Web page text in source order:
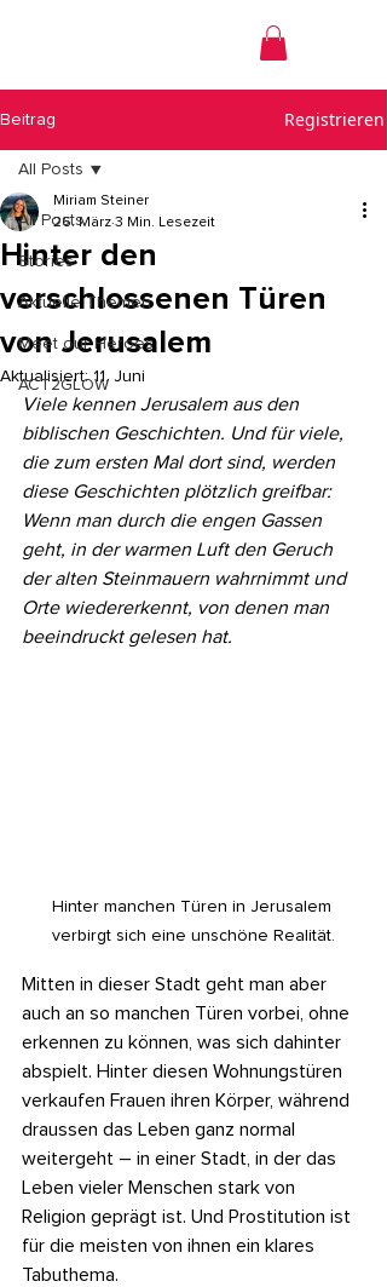
Beitrag Registrieren
All Posts
Stories
Aktuelle Themen
Meet our Heroes
ACT2GLOW
All Posts
Hinter den
verschlossenen Türen
von Jerusalem
Miriam Steiner
26. März 3 Min. Lesezeit
Aktualisiert:11. Juni
Viele kennen Jerusalem aus den
biblischen Geschichten. Und für viele,
die zum ersten Mal dort sind, werden
diese Geschichten plötzlich greifbar:
Wenn man durch die engen Gassen
geht, in der warmen Luft den Geruch
der alten Steinmauern wahrnimmt und
Orte wiedererkennt, von denen man
beeindruckt gelesen hat.
Hinter manchen Türen in Jerusalem
verbirgt sich eine unschöne Realität.
Mitten in dieser Stadt geht man aber
auch an so manchen Türen vorbei, ohne
erkennen zu können, was sich dahinter
abspielt. Hinter diesen Wohnungstüren
verkaufen Frauen ihren Körper, während
draussen das Leben ganz normal
weitergeht – in einer Stadt, in der das
Leben vieler Menschen stark von
Religion geprägt ist. Und Prostitution ist
für die meisten von ihnen ein klares
Tabuthema.